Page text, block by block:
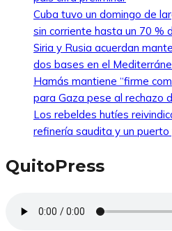
Cuba tuvo un domingo de
sin corriente hasta un 70 %
Siria y Rusia acuerdan
dos bases en el
Hamás mantiene “firme
para Gaza pese al rechazo
Los rebeldes hutíes
refinería saudita y un
QuitoPress